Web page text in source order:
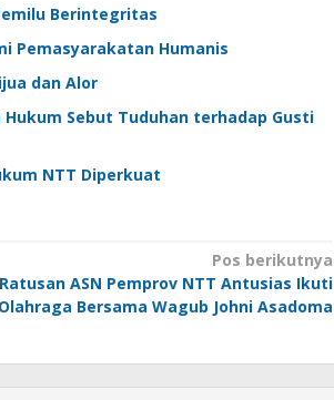
Berintegritas
Pemasyarakatan Humanis
dan Alor
Sebut Tuduhan terhadap Gusti
NTT Diperkuat
Pos berikutnya
Ratusan ASN Pemprov NTT Antusias Ikuti
Olahraga Bersama Wagub Johni Asadoma